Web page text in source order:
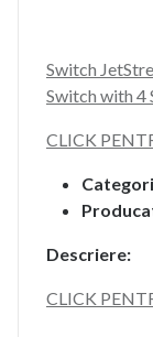
Switch
Switch with 4
CLICK
Descriere:
CLICK